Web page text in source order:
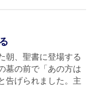
朝、聖書に登場する
墓の前で「あの方は
告げられました。主